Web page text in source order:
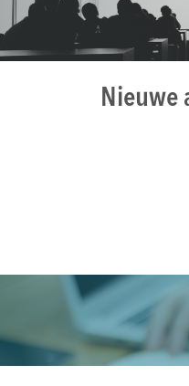
Nieuwe